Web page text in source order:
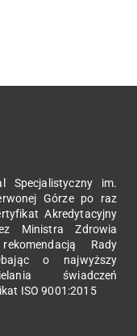
Specjalistyczny im.
Górze po raz
Akredytacyjny
Ministra Zdrowia
Rady
o najwyższy
świadczeń
ISO 9001:2015